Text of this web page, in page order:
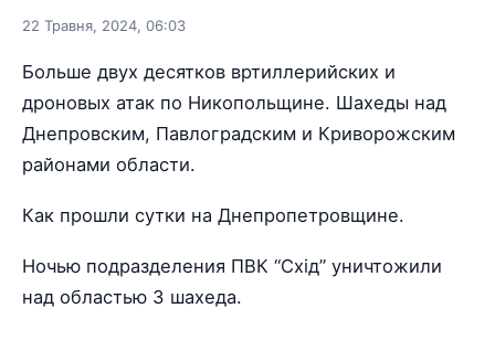
22 Травня, 2024, 06:03
Больше двух десятков вртиллерийских и
дроновых атак по Никопольщине. Шахеды над
Днепровским, Павлоградским и Криворожским
районами области.
Как прошли сутки на Днепропетровщине.
Ночью подразделения ПВК “Схід” уничтожили
над областью 3 шахеда.